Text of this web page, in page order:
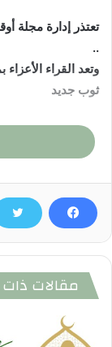
تعتذر إدارة مجلة
..
وتعد القراء
ثوب جديد
مقالات